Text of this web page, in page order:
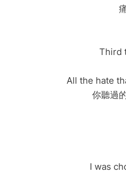
Third
All the hate
你聽過
I was